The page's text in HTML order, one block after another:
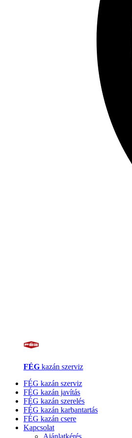
FÉG kazán szerviz
FÉG kazán szerviz
FÉG kazán javítás
FÉG kazán szerelés
FÉG kazán karbantartás
FÉG kazán csere
Kapcsolat
Ajánlatkérés